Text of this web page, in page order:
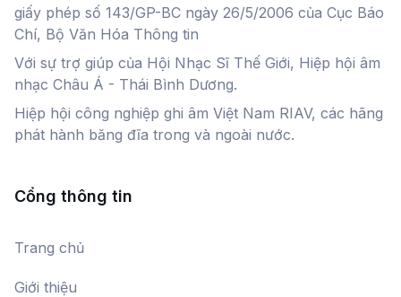
giấy phép số 143/GP-BC ngày 26/5/2006 của Cục Báo
Chí, Bộ Văn Hóa Thông tin
Với sự trợ giúp của Hội Nhạc Sĩ Thế Giới, Hiệp hội âm
nhạc Châu Á - Thái Bình Dương.
Hiệp hội công nghiệp ghi âm Việt Nam RIAV, các hãng
phát hành băng đĩa trong và ngoài nước.
Cổng thông tin
Trang chủ
Giới thiệu